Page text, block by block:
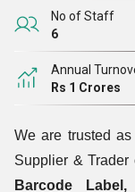
No of Staff
6
Annual
Rs 1 Crores
We are trusted as
Supplier & Trader
Barcode